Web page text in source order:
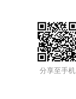
分享至手机